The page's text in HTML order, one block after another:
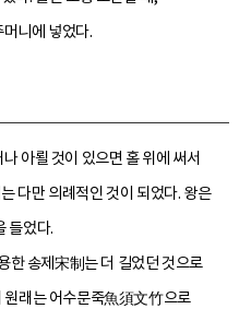
니에 넣었다.
아뢸 것이 있으면 홀 위에 써서
다만 의례적인 것이 되었다. 왕은
들었다.
한 송제宋制는 더 길었던 것으로
원래는 어수문죽魚須文竹으로